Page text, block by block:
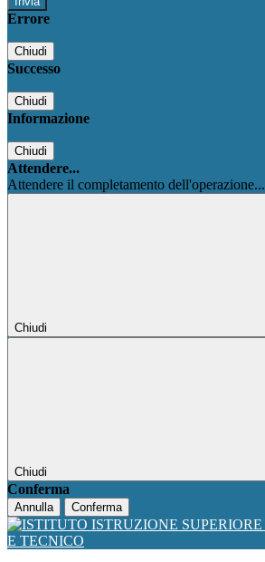
Errore
Chiudi
Successo
Chiudi
Informazione
Chiudi
Attendere...
Attendere il completamento dell'operazione...
Chiudi
Chiudi
Conferma
Annulla Conferma